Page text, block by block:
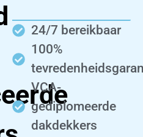
24/7 bereikbaar
100%
VCA-
gediplomeerde
dakdekkers